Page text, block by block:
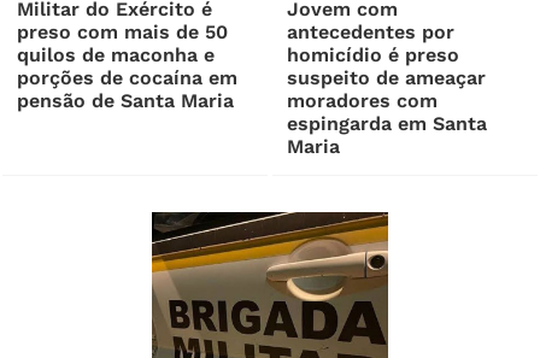
Militar do Exército é
preso com mais de 50
quilos de maconha e
porções de cocaína em
pensão de Santa Maria
Jovem com
antecedentes por
homicídio é preso
suspeito de ameaçar
moradores com
espingarda em Santa
Maria